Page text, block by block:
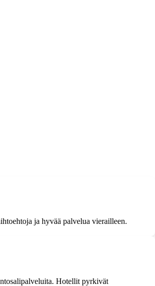
ja hyvää palvelua vierailleen.
Hotellit pyrkivät